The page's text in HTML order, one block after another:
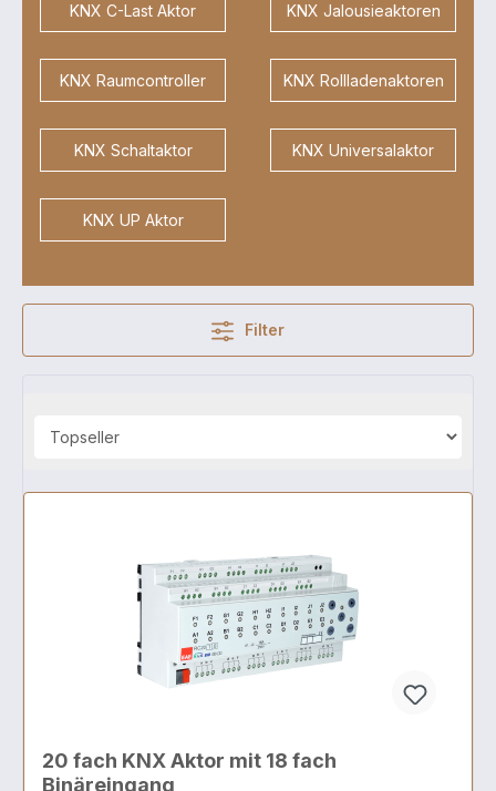
KNX C-Last Aktor KNX Jalousieaktoren
KNX Raumcontroller KNX Rollladenaktoren
KNX Schaltaktor KNX Universalaktor
KNX UP Aktor
Filter
20 fach KNX Aktor mit 18 fach
Binäreingang